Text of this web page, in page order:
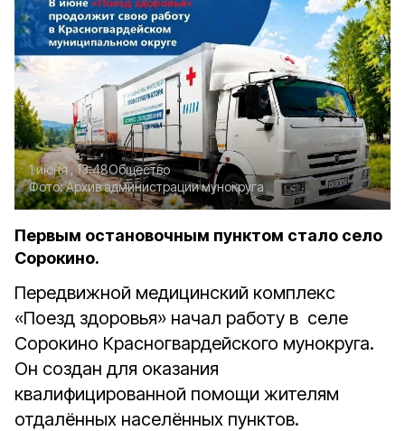
1 июня , 13:48Общество
Фото:Архив администрации мунокруга
Первым остановочным пунктом стало село
Сорокино.
Передвижной медицинский комплекс
«Поезд здоровья» начал работу в селе
Сорокино Красногвардейского мунокруга.
Он создан для оказания
квалифицированной помощи жителям
отдалённых населённых пунктов.